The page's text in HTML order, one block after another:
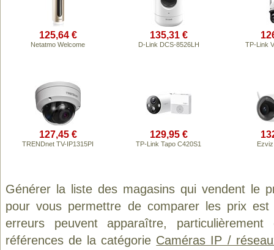
125,64 €
Netatmo Welcome
135,31 €
D-Link DCS-8526LH TP-Link
127,45 €
TRENDnet TV-IP1315PI
129,95 €
TP-Link Tapo C420S1
Générer la liste des magasins qui vendent le
pour vous permettre de comparer les prix
erreurs peuvent apparaître,
références de la catégorie Caméras IP /